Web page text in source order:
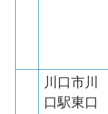
川口市川
口駅東口